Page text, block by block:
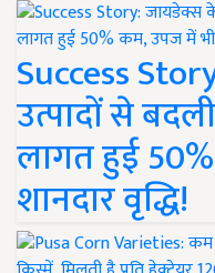
Success
उत्पादों से
लागत हुई
शानदार वृद्धि!